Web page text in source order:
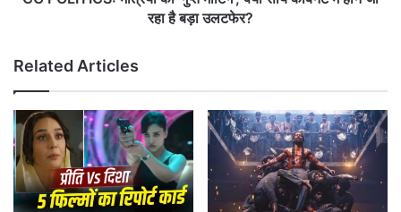
में
है
घ
टि
या
यों
की
'
गु
प्त
मी
टिं
ग
रहा है बड़ा उलटफेर?
Related Articles